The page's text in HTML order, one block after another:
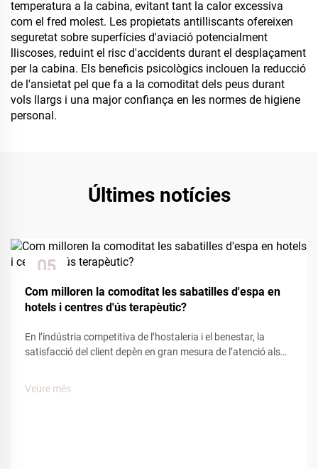
temperatura a la cabina, evitant tant la calor excessiva
com el fred molest. Les propietats antilliscants ofereixen
seguretat sobre superfícies d'aviació potencialment
lliscoses, reduint el risc d'accidents durant el desplaçament
per la cabina. Els beneficis psicològics inclouen la reducció
de l'ansietat pel que fa a la comoditat dels peus durant
vols llargs i una major confiança en les normes de higiene
personal.
Últimes notícies
05
Com milloren la comoditat les sabatilles d'espa en
hotels i centres d'ús terapèutic?
En l’indústria competitiva de l’hostaleria i el benestar, la
satisfacció del client depèn en gran mesura de l’atenció als
Veure més